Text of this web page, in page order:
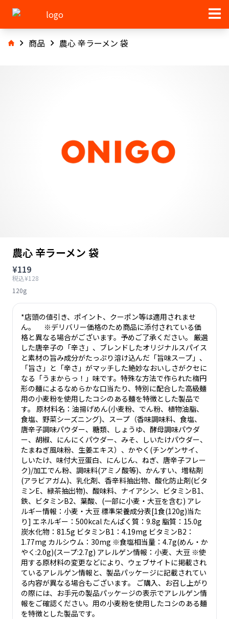
商品 農心 辛ラーメン 袋
農心 辛ラーメン 袋
¥119
税込¥128
120g
*店頭の値引き、ポイント、クーポン等は適用されませ
ん。 ※デリバリー価格のため商品に添付されている価
格と異なる場合がございます。予めご了承ください。 厳選
した唐辛子の「辛さ」、ブレンドしたオリジナルスパイス
と素材の旨み成分がたっぷり溶け込んだ「旨味スープ」、
「旨さ」と「辛さ」がマッチした絶妙なおいしさがクセに
なる「うまからっ！」味です。特殊な方法で作られた楕円
形の麺によるなめらかな口当たり、特別に配合した高級麺
用の小麦粉を使用したコシのある麺を特徴とした製品で
す。 原材料名：油揚げめん(小麦粉、でん粉、植物油脂、
食塩、野菜シーズニング)、スープ（香味調味料、食塩、
唐辛子調味パウダー、糖類、しょうゆ、酵母調味パウダ
ー、胡椒、にんにくパウダー、みそ、しいたけパウダー、
たまねぎ風味粉、生姜エキス）、かやく(チンゲンサイ、
しいたけ、味付大豆蛋白、にんじん、ねぎ、唐辛子フレー
ク)/加工でん粉、調味料(アミノ酸等)、かんすい、増粘剤
(アラビアガム)、乳化剤、香辛料抽出物、酸化防止剤(ビタ
ミンE、緑茶抽出物)、酸味料、ナイアシン、ビタミンB1、
鉄、ビタミンB2、葉酸、(一部に小麦・大豆を含む) アレ
ルギー情報：小麦・大豆 標準栄養成分表[1食(120g)当た
り] エネルギー：500kcal たんぱく質：9.8g 脂質：15.0g
炭水化物：81.5g ビタミンB1：4.19mg ビタミンB2：
1.77mg カルシウム：30mg ※食塩相当量：4.7g(めん・か
やく:2.0g)(スープ:2.7g) アレルゲン情報：小麦、大豆 ※使
用する原材料の変更などにより、ウェブサイトに掲載され
ているアレルゲン情報と、製品パッケージに記載されてい
る内容が異なる場合もございます。 ご購入、お召し上がり
の際には、お手元の製品パッケージの表示でアレルゲン情
報をご確認ください。用の小麦粉を使用したコシのある麺
を特徴とした製品です。